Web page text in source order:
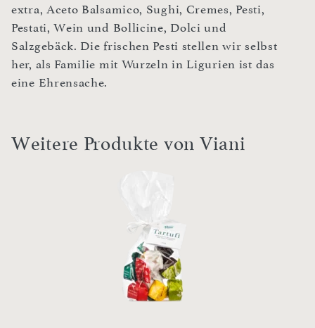
extra, Aceto Balsamico, Sughi, Cremes, Pesti,
Pestati, Wein und Bollicine, Dolci und
Salzgebäck. Die frischen Pesti stellen wir selbst
her, als Familie mit Wurzeln in Ligurien ist das
eine Ehrensache.
Weitere Produkte von Viani